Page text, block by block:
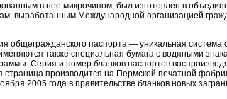
в нее микрочипом, был изготовлен в
выработанным Международной организацией
общегражданского паспорта — уникальная система
также специальная бумага с водяными
Серия и номер бланков паспортов
производится на Пермской печатной
2005 года в правительстве бланков новых